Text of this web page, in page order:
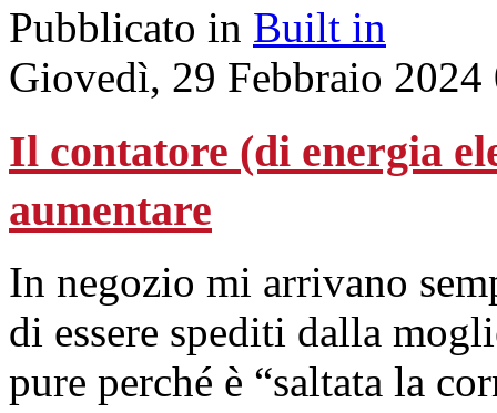
Pubblicato in Built in
Giovedì, 29 Febbraio 2024
Il contatore (di energia
aumentare
In negozio mi arrivano
di essere spediti dalla
pure perché è “saltata la